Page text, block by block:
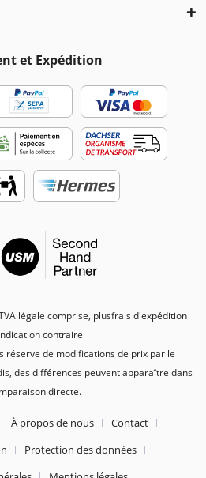
et Expédition
légale comprise, plusfrais d'expédition
contraire
réserve de modifications de prix par le
des différences peuvent apparaître dans
directe.
À propos de nous
Contact
Protection des données